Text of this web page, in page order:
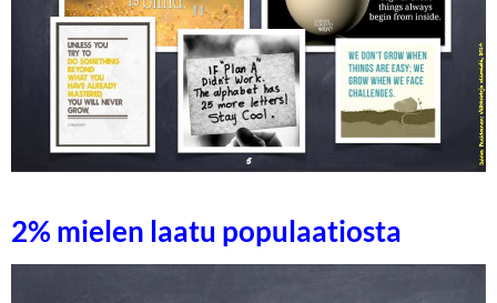
2% mielen laatu populaatiosta